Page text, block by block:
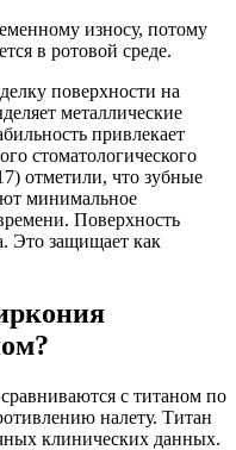
износу, потому
в ротовой среде.
поверхности на
металлические
привлекает
стоматологического
отметили, что зубные
минимальное
Поверхность
Это защищает как
с титаном по
налету. Титан
клинических данных.